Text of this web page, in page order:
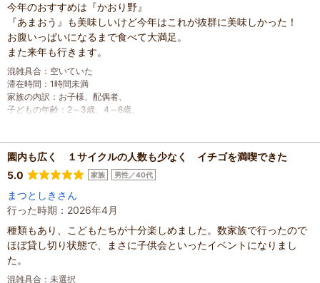
今年のおすすめは『かおり野』
『あまおう』も美味しいけど今年はこれが抜群に美味しかった！
お腹いっぱいになるまで食べて大満足。
また来年も行きます。
混雑具合 ： 空いていた
滞在時間 ： 1時間未満
家族の内訳 ： お子様、 配偶者、
子どもの年齢 ： 2～3歳、 4～6歳、
園内も広く １サイクルの人数も少なく イチゴを満喫できた
5.0
家族 男性／40代
まつとしきさん
行った時期：2026年4月
種類もあり、こどもたちが十分楽しめました。数家族で行ったので
ほぼ貸し切り状態で、まさに子供会といったイベントになりまし
た。
混雑具合 ： 未選択